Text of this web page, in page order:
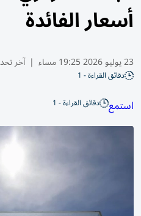
أسعار الفائدة
23 يوليو 2026 19:25 مساء | آخر
دقائق القراءة - 1
استمع دقائق القراءة - 1